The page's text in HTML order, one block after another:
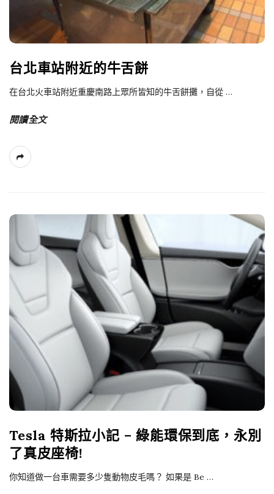
台北車站附近的牛舌餅
在台北火車站附近重慶南路上眾所皆知的牛舌餅攤，自從 …
閱讀全文
Tesla 特斯拉小記 – 綠能環保到底，永別
了真皮座椅!
你知道做一台車需要多少隻動物皮毛嗎？ 如果是 Be …